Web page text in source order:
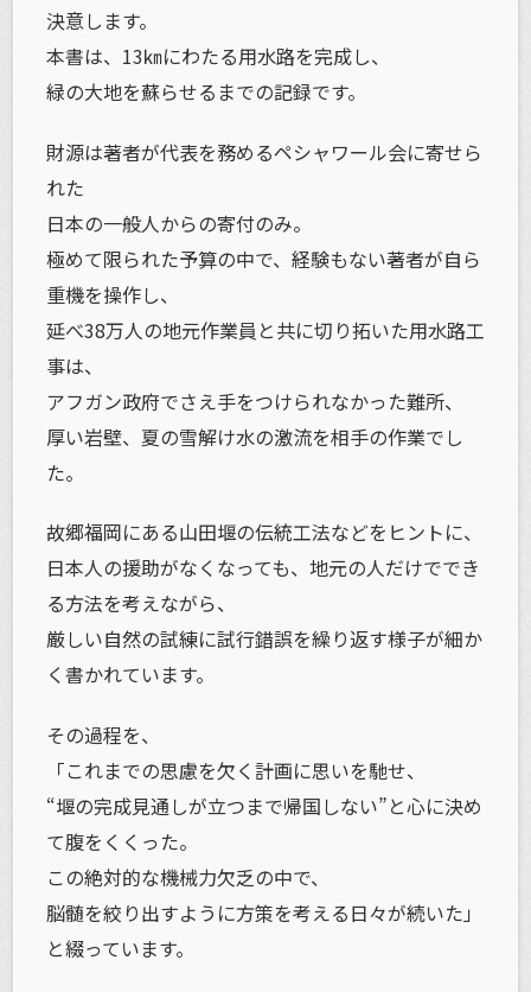
決意します。
本書は、13㎞にわたる用水路を完成し、
緑の大地を蘇らせるまでの記録です。
財源は著者が代表を務めるペシャワール会に寄せら
れた
日本の一般人からの寄付のみ。
極めて限られた予算の中で、経験もない著者が自ら
重機を操作し、
延べ38万人の地元作業員と共に切り拓いた用水路工
事は、
アフガン政府でさえ手をつけられなかった難所、
厚い岩壁、夏の雪解け水の激流を相手の作業でし
た。
故郷福岡にある山田堰の伝統工法などをヒントに、
日本人の援助がなくなっても、地元の人だけででき
る方法を考えながら、
厳しい自然の試練に試行錯誤を繰り返す様子が細か
く書かれています。
その過程を、
「これまでの思慮を欠く計画に思いを馳せ、
“堰の完成見通しが立つまで帰国しない”と心に決め
て腹をくくった。
この絶対的な機械力欠乏の中で、
脳髄を絞り出すように方策を考える日々が続いた」
と綴っています。